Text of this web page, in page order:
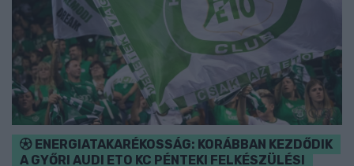
ENERGIATAKARÉKOSSÁG: KORÁBBAN KEZDŐDIK
A GYŐRI AUDI ETO KC PÉNTEKI FELKÉSZÜLÉSI